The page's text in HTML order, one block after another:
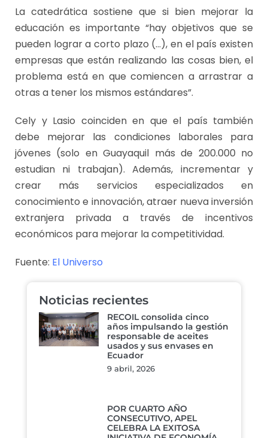
La catedrática sostiene que si bien mejorar la
educación es importante “hay objetivos que se
pueden lograr a corto plazo (…), en el país existen
empresas que están realizando las cosas bien, el
problema está en que comiencen a arrastrar a
otras a tener los mismos estándares”.
Cely y Lasio coinciden en que el país también
debe mejorar las condiciones laborales para
jóvenes (solo en Guayaquil más de 200.000 no
estudian ni trabajan). Además, incrementar y
crear más servicios especializados en
conocimiento e innovación, atraer nueva inversión
extranjera privada a través de incentivos
económicos para mejorar la competitividad.
Fuente: El Universo
Noticias recientes
RECOIL consolida cinco
años impulsando la gestión
responsable de aceites
usados y sus envases en
Ecuador
9 abril, 2026
POR CUARTO AÑO
CONSECUTIVO, APEL
CELEBRA LA EXITOSA